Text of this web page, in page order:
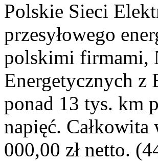
Polskie Sieci
przesyłowego
polskimi firmami,
Energetycznych z
ponad 13 tys. km
napięć.
000,00 zł netto.